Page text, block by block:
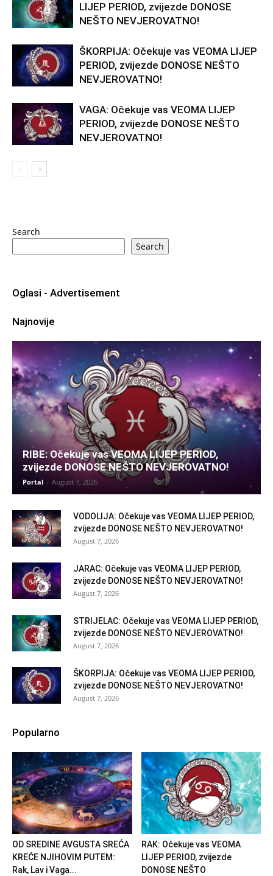
LIJEP PERIOD, zvijezde DONOSE
NEŠTO NEVJEROVATNO!
ŠKORPIJA: Očekuje vas VEOMA LIJEP
PERIOD, zvijezde DONOSE NEŠTO
NEVJEROVATNO!
VAGA: Očekuje vas VEOMA LIJEP
PERIOD, zvijezde DONOSE NEŠTO
NEVJEROVATNO!
Search
Search
Oglasi - Advertisement
Najnovije
RIBE: Očekuje vas VEOMA LIJEP PERIOD,
zvijezde DONOSE NEŠTO NEVJEROVATNO!
Portal - August 7, 2026
VODOLIJA: Očekuje vas VEOMA LIJEP PERIOD,
zvijezde DONOSE NEŠTO NEVJEROVATNO!
August 7, 2026
JARAC: Očekuje vas VEOMA LIJEP PERIOD,
zvijezde DONOSE NEŠTO NEVJEROVATNO!
August 7, 2026
STRIJELAC: Očekuje vas VEOMA LIJEP PERIOD,
zvijezde DONOSE NEŠTO NEVJEROVATNO!
August 7, 2026
ŠKORPIJA: Očekuje vas VEOMA LIJEP PERIOD,
zvijezde DONOSE NEŠTO NEVJEROVATNO!
August 7, 2026
Popularno
OD SREDINE AVGUSTA SREĆA
KREĆE NJIHOVIM PUTEM:
Rak, Lav i Vaga...
RAK: Očekuje vas VEOMA
LIJEP PERIOD, zvijezde
DONOSE NEŠTO